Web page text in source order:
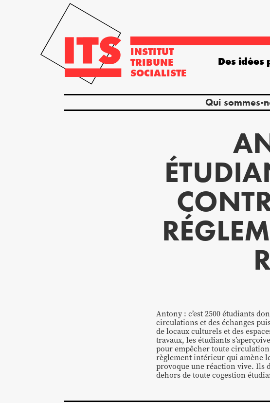
INSTITUT
TRIBUNE
SOCIALISTE
Qui sommes-
Des idées
Antony : c’est 2500 étudiants
circulations et des échanges
de locaux culturels et des
travaux, les étudiants
pour empêcher toute
règlement intérieur qui amène
provoque une réaction vive. Ils
dehors de toute cogestion